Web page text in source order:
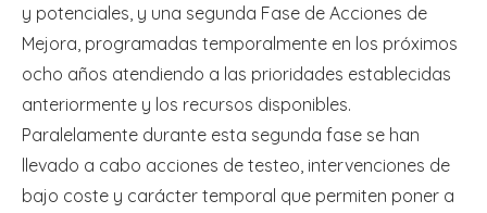
y potenciales, y una segunda Fase de Acciones de
Mejora, programadas temporalmente en los próximos
ocho años atendiendo a las prioridades establecidas
anteriormente y los recursos disponibles.
Paralelamente durante esta segunda fase se han
llevado a cabo acciones de testeo, intervenciones de
bajo coste y carácter temporal que permiten poner a